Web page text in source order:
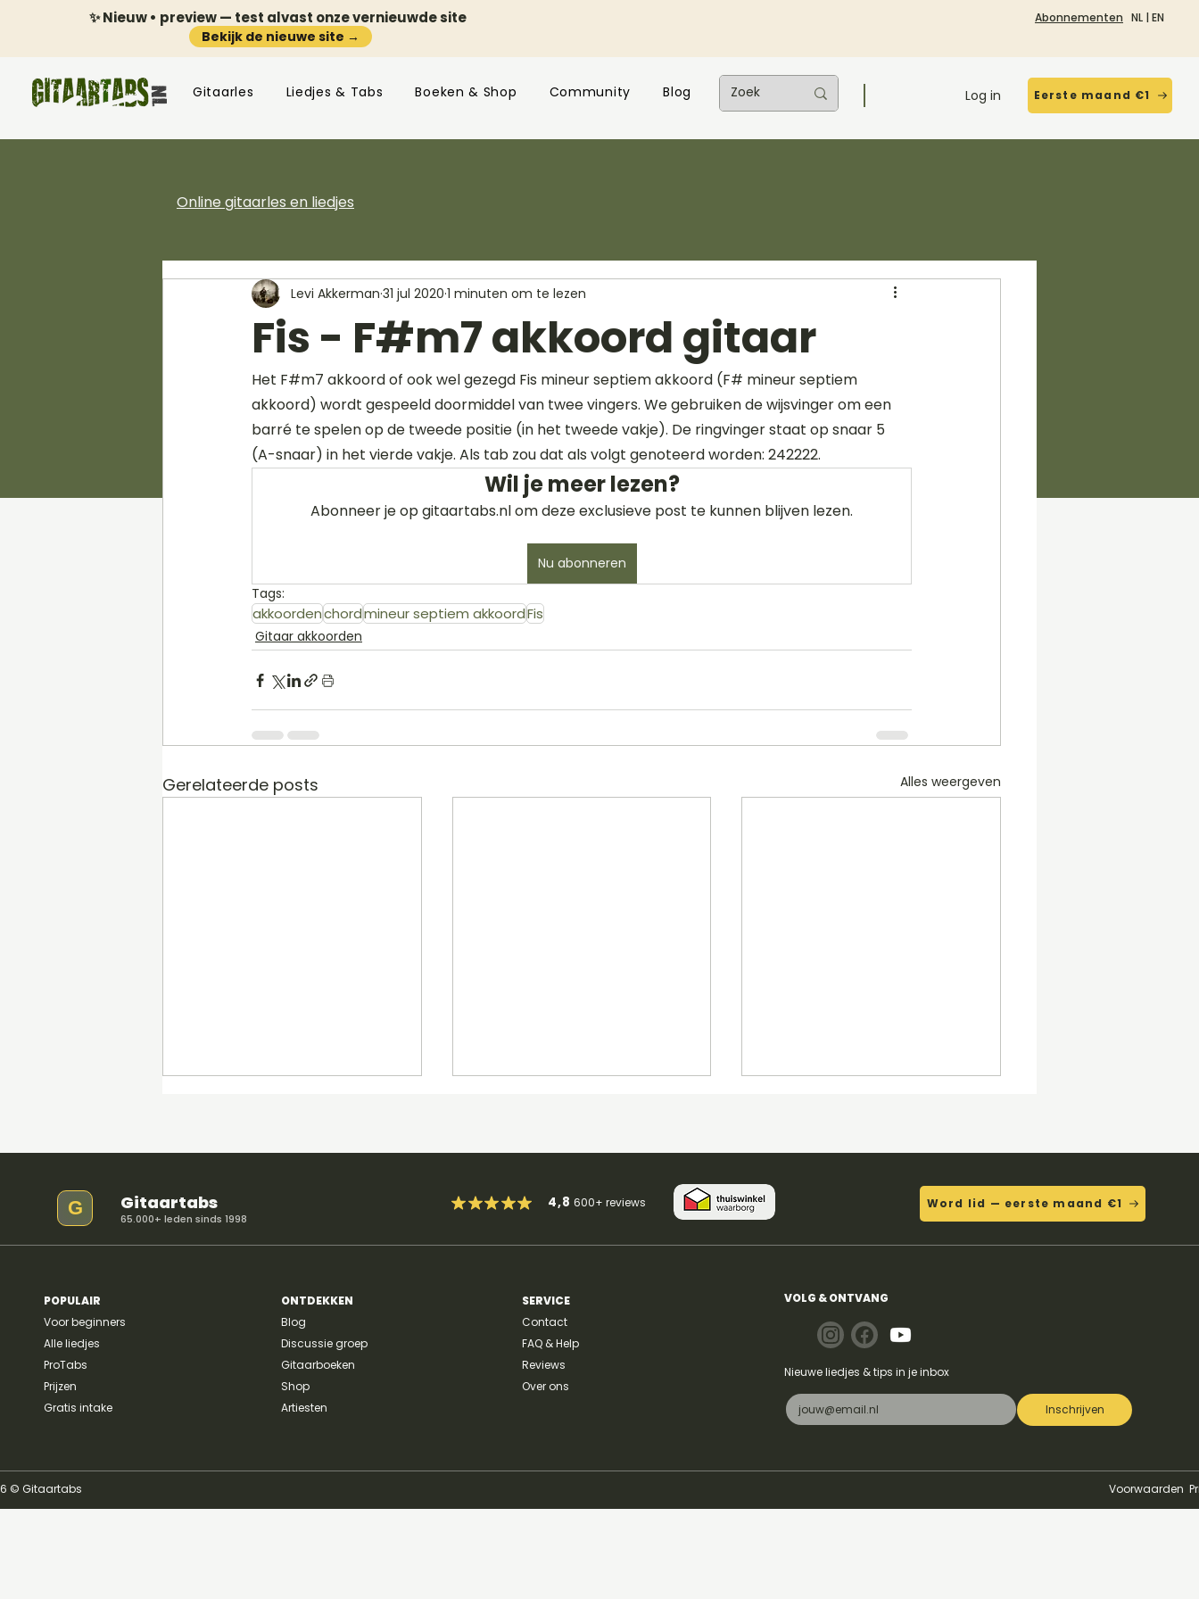
✨ Nieuw • preview — test alvast onze vernieuwde site
Bekijk de nieuwe site →
Abonnementen NL | EN
Gitaarles Liedjes & Tabs Boeken & Shop Community Blog Log in Eerste maand €1
Online gitaarles en liedjes
Fis - F#m7 akkoord gitaar
Levi Akkerman 31 jul 2020 1 minuten om te lezen
Het F#m7 akkoord of ook wel gezegd Fis mineur septiem akkoord (F# mineur septiem
akkoord) wordt gespeeld doormiddel van twee vingers. We gebruiken de wijsvinger om een
barré te spelen op de tweede positie (in het tweede vakje). De ringvinger staat op snaar 5
(A-snaar) in het vierde vakje. Als tab zou dat als volgt genoteerd worden: 242222.
Wil je meer lezen?
Abonneer je op gitaartabs.nl om deze exclusieve post te kunnen blijven lezen.
Nu abonneren
Tags:
akkoordenchordmineur septiem akkoordFis
Gitaar akkoorden
Gerelateerde posts Alles weergeven
Cm7 akkoord gitaar
G akkoord gitaar F akkoord gitaar
G Gitaartabs
65.000+ leden sinds 1998
4,8600+reviews Word lid — eerste maand €1
POPULAIR
Voor beginners
Alle liedjes
ProTabs
Prijzen
Gratis intake
ONTDEKKEN
Blog
Discussie groep
Gitaarboeken
Shop
Artiesten
SERVICE
Contact
FAQ & Help
Reviews
Over ons
VOLG & ONTVANG
Nieuwe liedjes & tips in je inbox
Inschrijven
© Gitaartabs Voorwaarden